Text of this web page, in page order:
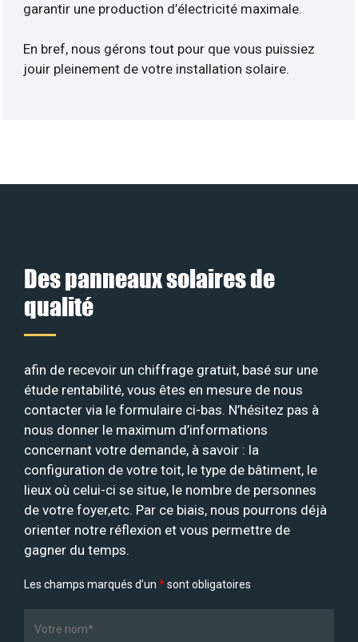
garantir une production d’électricité maximale.
En bref, nous gérons tout pour que vous puissiez
jouir pleinement de votre installation solaire.
Des panneaux solaires de
qualité
afin de recevoir un chiffrage gratuit, basé sur une
étude rentabilité, vous êtes en mesure de nous
contacter via le formulaire ci-bas. N’hésitez pas à
nous donner le maximum d’informations
concernant votre demande, à savoir : la
configuration de votre toit, le type de bâtiment, le
lieux où celui-ci se situe, le nombre de personnes
de votre foyer,etc. Par ce biais, nous pourrons déjà
orienter notre réflexion et vous permettre de
gagner du temps.
Les champs marqués d’un *sont obligatoires